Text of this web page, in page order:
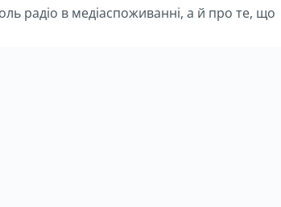
радіо в медіаспоживанні, а й про те, що